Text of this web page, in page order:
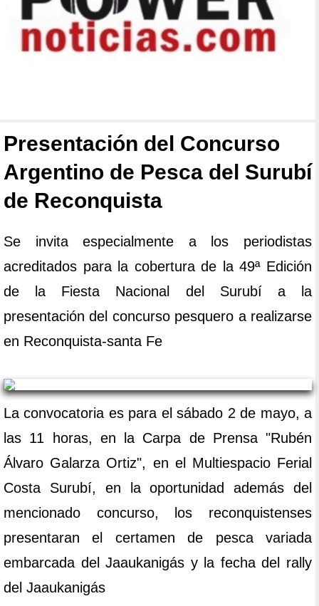
Presentación del Concurso
Argentino de Pesca del Surubí
de Reconquista
Se invita especialmente a los periodistas
acreditados para la cobertura de la 49ª Edición
de la Fiesta Nacional del Surubí a la
presentación del concurso pesquero a realizarse
en Reconquista-santa Fe
La convocatoria es para el sábado 2 de mayo, a
las 11 horas, en la Carpa de Prensa "Rubén
Álvaro Galarza Ortiz", en el Multiespacio Ferial
Costa Surubí, en la oportunidad además del
mencionado concurso, los reconquistenses
presentaran el certamen de pesca variada
embarcada del Jaaukanigás y la fecha del rally
del Jaaukanigás